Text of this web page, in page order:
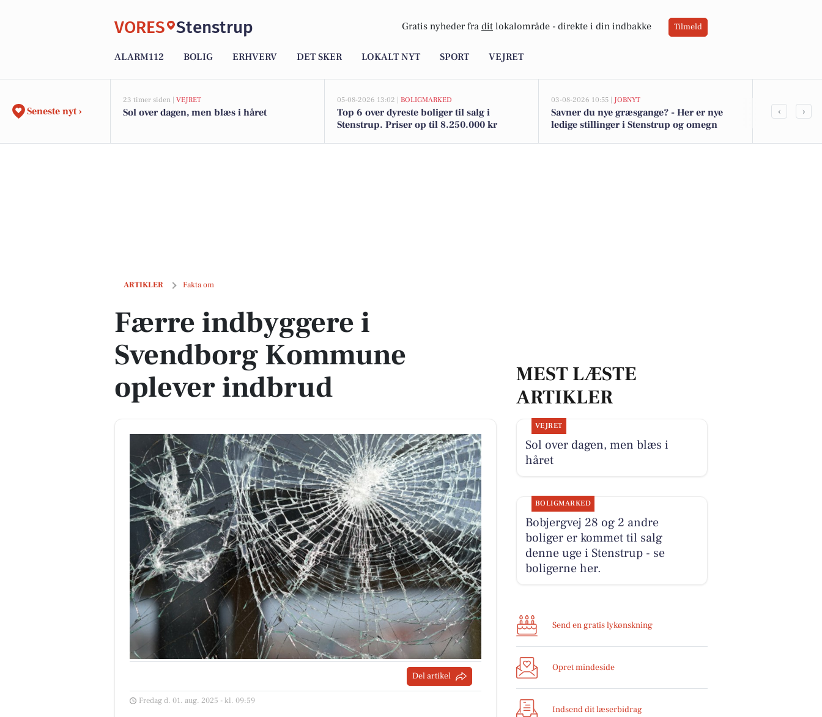
VORES Stenstrup Gratis nyheder fra dit lokalområde - direkte i din indbakke Tilmeld
ALARM112 BOLIG ERHVERV DET SKER LOKALT NYT SPORT VEJRET
Seneste nyt ›
23 timer siden | VEJRET
Sol over dagen, men blæs i håret
05-08-2026 13:02 | BOLIGMARKED
Top 6 over dyreste boliger til salg i
Stenstrup. Priser op til 8.250.000 kr
03-08-2026 10:55 | JOBNYT
Savner du nye græsgange? - Her er nye
ledige stillinger i Stenstrup og omegn
Spier PS-
‹ ›
ARTIKLER Fakta om
Færre indbyggere i Svendborg Kommune oplever indbrud
Færre indbyggere i
Svendborg Kommune
oplever indbrud
Del artikel
Fredag d. 01. aug. 2025 - kl. 09:59
MEST LÆSTE
ARTIKLER
VEJRET
Sol over dagen, men blæs i
håret
BOLIGMARKED
Bobjergvej 28 og 2 andre
boliger er kommet til salg
denne uge i Stenstrup - se
boligerne her.
Send en gratis lykønskning
Opret mindeside
Indsend dit læserbidrag